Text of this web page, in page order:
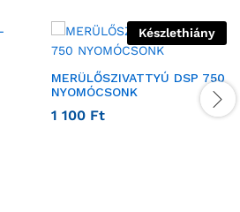
Készlethiány
MERÜLŐSZIVATTYÚ DSP 750
NYOMÓCSONK
1 100 Ft